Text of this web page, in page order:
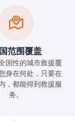

范围覆盖
国性的城市救援覆
身在何处，只要在
，都能得到救援服
务。